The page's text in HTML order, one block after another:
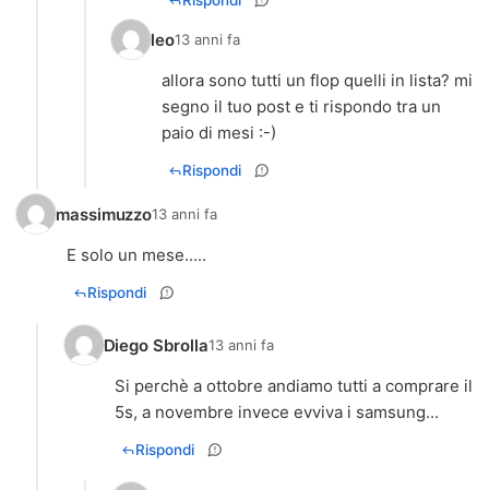
leo13 anni fa
allora sono tutti un flop quelli in lista? mi
segno il tuo post e ti rispondo tra un
paio di mesi :-)
Rispondi
massimuzzo13 anni fa
E solo un mese.....
Rispondi
Diego Sbrolla13 anni fa
Si perchè a ottobre andiamo tutti a comprare il
5s, a novembre invece evviva i samsung...
Rispondi